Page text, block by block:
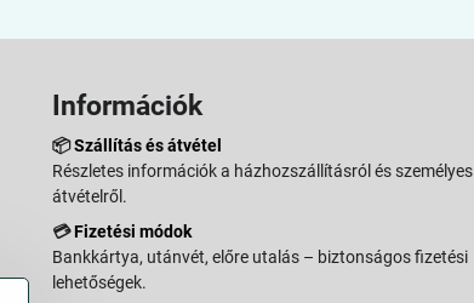
Információk
📦Szállítás és átvétel
Részletes információk a házhozszállításról és személyes
átvételről.
💳Fizetési módok
Bankkártya, utánvét, előre utalás – biztonságos fizetési
lehetőségek.